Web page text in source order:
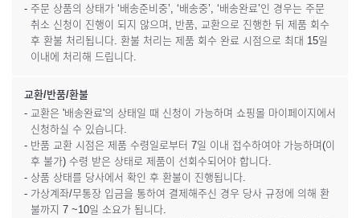
- 주문 상품의 상태가 ‘배송준비중’, ‘배송중’, ‘배송완료’인 경우는 주문
취소 신청이 진행이 되지 않으며, 반품, 교환으로 진행한 뒤 제품 회수
후 환불 처리됩니다. 환불 처리는 제품 회수 완료 시점으로 최대 15일
이내에 처리해 드립니다.
교환/반품/환불
- 교환은 '배송완료'의 상태일 때 신청이 가능하며 쇼핑몰 마이페이지에서
신청하실 수 있습니다.
- 반품 교환 시점은 제품 수령일로부터 7일 이내 접수하여야 가능하며(이
후 불가) 수령 받은 상태로 제품이 선회수되어야 합니다.
- 상품 상태를 당사에서 확인 후 환불이 진행됩니다.
- 가상계좌/무통장 입금을 통하여 결제해주신 경우 당사 규정에 의해 환
불까지 7 ~10일 소요가 됩니다.